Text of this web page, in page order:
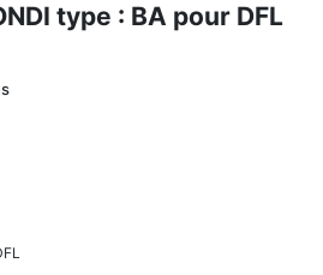
type : BA pour DFL